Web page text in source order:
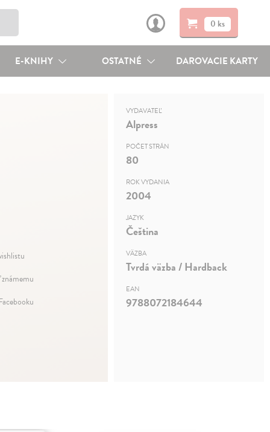
0 ks
E-KNIHY OSTATNÉ DAROVACIE KARTY
VYDAVATEĽ
Alpress
POČET STRÁN
80
ROK VYDANIA
2004
JAZYK
Čeština
VÄZBA
Tvrdá väzba / Hardback
EAN
9788072184644